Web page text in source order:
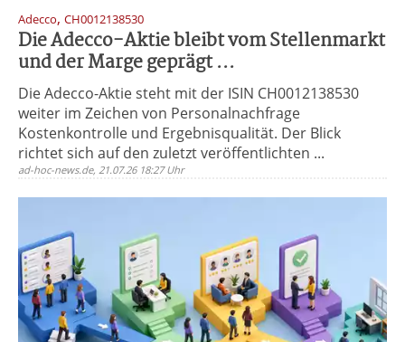
Adecco, CH0012138530
Die Adecco-Aktie bleibt vom Stellenmarkt
und der Marge geprägt ...
Die Adecco-Aktie steht mit der ISIN CH0012138530
weiter im Zeichen von Personalnachfrage
Kostenkontrolle und Ergebnisqualität. Der Blick
richtet sich auf den zuletzt veröffentlichten ...
ad-hoc-news.de, 21.07.26 18:27 Uhr